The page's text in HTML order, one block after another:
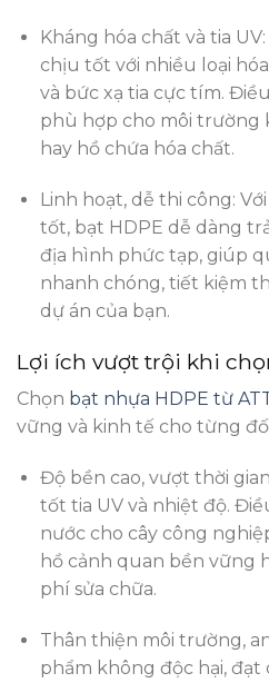
Kháng hóa chất và tia
chịu tốt với nhiều loại
và bức xạ tia cực tím.
phù hợp cho môi trường
hay hồ chứa hóa chất.
Linh hoạt, dễ thi công:
tốt, bạt HDPE dễ dàng
địa hình phức tạp, giúp
nhanh chóng, tiết kiệm
dự án của bạn.
Lợi ích vượt trội khi
Chọn bạt nhựa HDPE từ
vững và kinh tế cho từng
Độ bền cao, vượt thời
tốt tia UV và nhiệt độ.
nước cho cây công
hồ cảnh quan bền vững
phí sửa chữa.
Thân thiện môi trường,
phẩm không độc hại,